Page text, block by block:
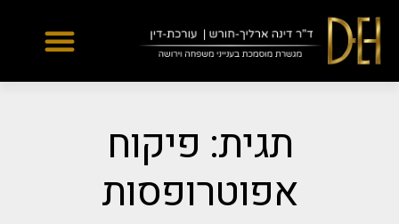
Yes
...
תגית: פיקוח
אפוטרופסות